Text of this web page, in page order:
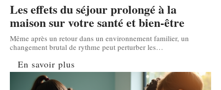
Les effets du séjour prolongé à la
maison sur votre santé et bien-être
Même après un retour dans un environnement familier, un
changement brutal de rythme peut perturber les…
En savoir plus